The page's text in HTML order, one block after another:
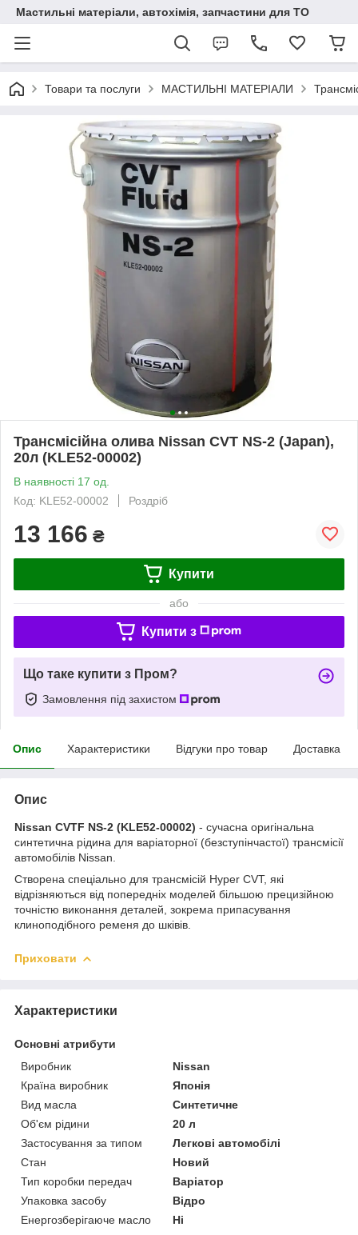
Мастильні матеріали, автохімія, запчастини для ТО
Товари та послуги МАСТИЛЬНІ МАТЕРІАЛИ
Трансмісійна олива Nissan CVT NS-2 (Japan),
20л (KLE52-00002)
В наявності 17 од.
Код: KLE52-00002
Роздріб
13 166 ₴
Купити
або
Купити з
Що таке купити з Пром?
Замовлення під захистом
Опис Характеристики Відгуки про товар Доставка
Опис
Nissan CVTF NS-2 (KLE52-00002) - сучасна оригінальна
синтетична рідина для варіаторної (безступінчастої) трансмісії
автомобілів Nissan.
Створена спеціально для трансмісій Hyper CVT, які
відрізняються від попередніх моделей більшою прецизійною
точністю виконання деталей, зокрема припасування
клиноподібного ременя до шківів.
Приховати
Характеристики
Основні атрибути
Виробник
Nissan
Країна виробник
Японія
Вид масла
Синтетичне
Об'єм рідини
20 л
Застосування за типом
Легкові автомобілі
Стан
Новий
Тип коробки передач
Варіатор
Упаковка засобу
Відро
Енергозберігаюче масло
Ні